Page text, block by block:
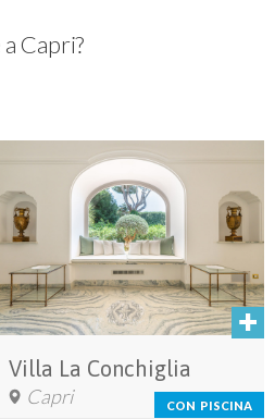
Capri?
Villa La Conchiglia
Capri CON PISCINA